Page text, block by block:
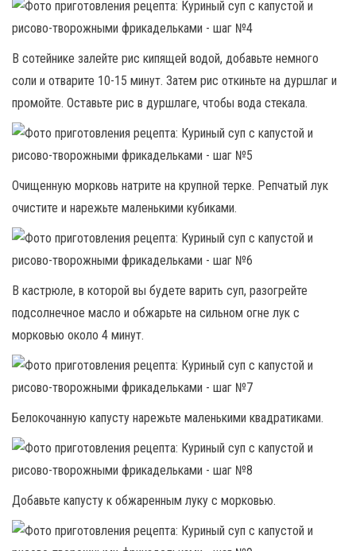
В сотейнике залейте рис кипящей водой, добавьте немного
соли и отварите 10-15 минут. Затем рис откиньте на дуршлаг и
промойте. Оставьте рис в дуршлаге, чтобы вода стекала.
Очищенную морковь натрите на крупной терке. Репчатый лук
очистите и нарежьте маленькими кубиками.
В кастрюле, в которой вы будете варить суп, разогрейте
подсолнечное масло и обжарьте на сильном огне лук с
морковью около 4 минут.
Белокочанную капусту нарежьте маленькими квадратиками.
Добавьте капусту к обжаренным луку с морковью.